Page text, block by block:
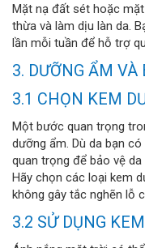
Mặt nạ đất sét hoặc
thừa và làm dịu làn da.
lần mỗi tuần để hỗ trợ
3. DƯỠNG ẨM VÀ
3.1 CHỌN KEM
Một bước quan trọng
dưỡng ẩm. Dù da bạn
quan trọng để bảo vệ
Hãy chọn các loại kem
không gây tắc nghẽn lỗ
3.2 SỬ DỤNG